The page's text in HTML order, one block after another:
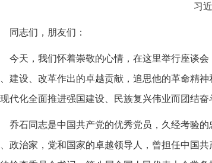
习
同志们，朋友们：
今天，我们怀着崇敬的心情，在这里举行座谈
建设、改革作出的卓越贡献，追思他的革命精
代化全面推进强国建设、民族复兴伟业而团结奋
乔石同志是中国共产党的优秀党员，久经考验
政治家，党和国家的卓越领导人，曾担任中国